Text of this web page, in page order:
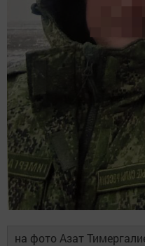
на фото Азат